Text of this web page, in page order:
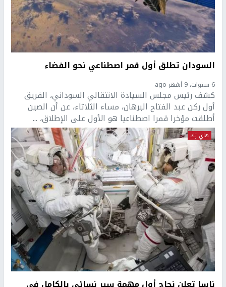
السودان تطلق أول قمر اصطناعي نحو الفضاء
6 سنوات، 9 أشهر ago
كشف رئيس مجلس السيادة الانتقالي السوداني، الفريق
أول ركن عبد الفتاح البرهان، مساء الثلاثاء، عن أن الصين
أطلقت مؤخرا قمرا اصطناعيا هو الأول على الإطلاق، ...
هاي تِك
ناسا تعلن نجاح أول مهمة سير نسائي بالكامل في